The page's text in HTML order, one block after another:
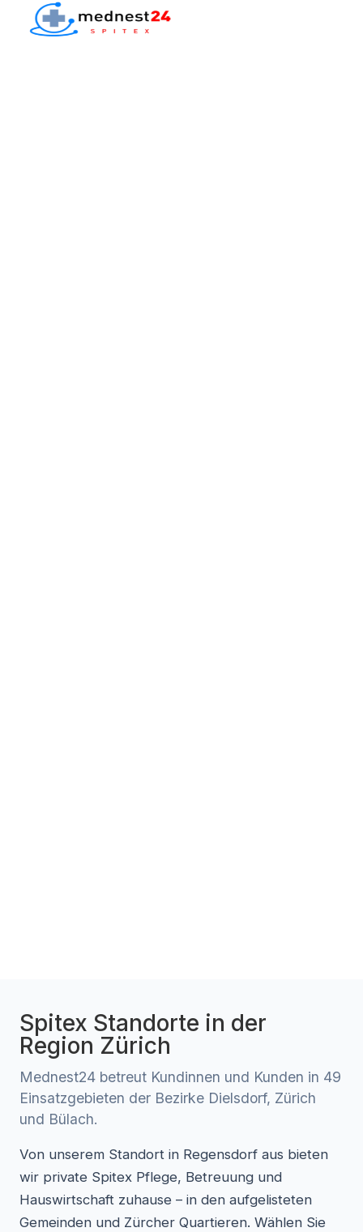
Spitex Standorte in der
Region Zürich
Mednest24 betreut Kundinnen und Kunden in 49
Einsatzgebieten der Bezirke Dielsdorf, Zürich
und Bülach.
Von unserem Standort in Regensdorf aus bieten
wir private Spitex Pflege, Betreuung und
Hauswirtschaft zuhause – in den aufgelisteten
Gemeinden und Zürcher Quartieren. Wählen Sie